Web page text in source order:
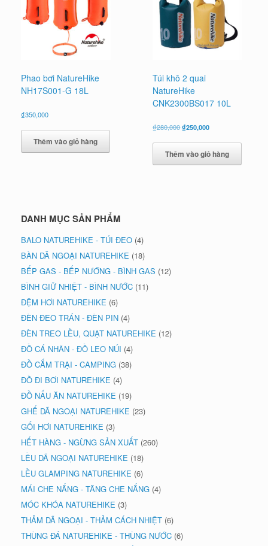
Phao bơi NatureHike
NH17S001-G 18L
₫350,000
Thêm vào giỏ hàng
Túi khô 2 quai
NatureHike
CNK2300BS017 10L
₫280,000Giá
là:
₫280,000.
₫250,000Giá
tại
là:
₫250,000.
Thêm vào giỏ hàng
DANH MỤC SẢN PHẨM
BALO NATUREHIKE - TÚI ĐEO (4)
BÀN DÃ NGOẠI NATUREHIKE (18)
BẾP GAS - BẾP NƯỚNG - BÌNH GAS (12)
BÌNH GIỮ NHIỆT - BÌNH NƯỚC (11)
ĐỆM HƠI NATUREHIKE (6)
ĐÈN ĐEO TRÁN - ĐÈN PIN (4)
ĐÈN TREO LỀU, QUẠT NATUREHIKE (12)
ĐỒ CÁ NHÂN - ĐỒ LEO NÚI (4)
ĐỒ CẮM TRẠI - CAMPING (38)
ĐỒ ĐI BƠI NATUREHIKE (4)
ĐỒ NẤU ĂN NATUREHIKE (19)
GHẾ DÃ NGOẠI NATUREHIKE (23)
GỐI HƠI NATUREHIKE (3)
HẾT HÀNG - NGỪNG SẢN XUẤT (260)
LỀU DÃ NGOẠI NATUREHIKE (18)
LỀU GLAMPING NATUREHIKE (6)
MÁI CHE NẮNG - TĂNG CHE NẮNG (4)
MÓC KHÓA NATUREHIKE (3)
THẢM DÃ NGOẠI - THẢM CÁCH NHIỆT (6)
THÙNG ĐÁ NATUREHIKE - THÙNG NƯỚC (6)